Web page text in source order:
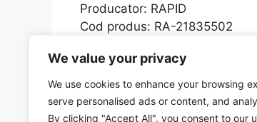
We value your privacy
We use cookies to enhance your browsing
serve personalised ads or content, and
By clicking "Accept All", you consent to our
Producator: RAPID
Cod produs: RA-21835502
Categories
Uncategorized
Anvelopa 185/75R16C 104/
Capsator 30 coli, capse 24/6 si